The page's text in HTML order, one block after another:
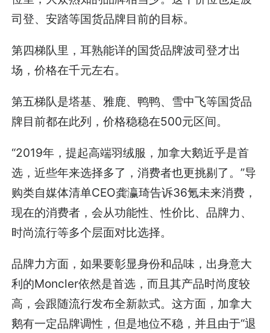
司登、安踏等国货品牌目前的目标。
第四梯队里，耳熟能详的国货品牌波司登才出
场，价格在千元左右。
第五梯队是塔基、雅鹿、鸭鸭、雪中飞等国货品
牌目前都在此列，价格稳稳在500元区间。
“2019年，提起高端羽绒服，加拿大鹅近乎是首
选，近些年来选择多了，消费者也更挑剔了。”导
购类自媒体清单CEO龚瀛琦告诉36氪未来消费，
现在的消费者，会从功能性、性价比、品牌力、
时尚流行等多个层面对比选择。
品牌力方面，如果要彰显身份和品味，出身意大
利的Moncler依然是首选，而且其产品时尚度较
高，会跟随流行发布全新款式。这方面，加拿大
鹅有一定品牌调性，但是地位不稳，并且由于“退